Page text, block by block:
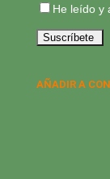
He leído y
AÑADIR A